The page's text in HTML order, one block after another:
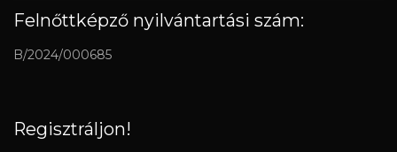
Felnőttképző nyilvántartási szám:
B/2024/000685
Regisztráljon!